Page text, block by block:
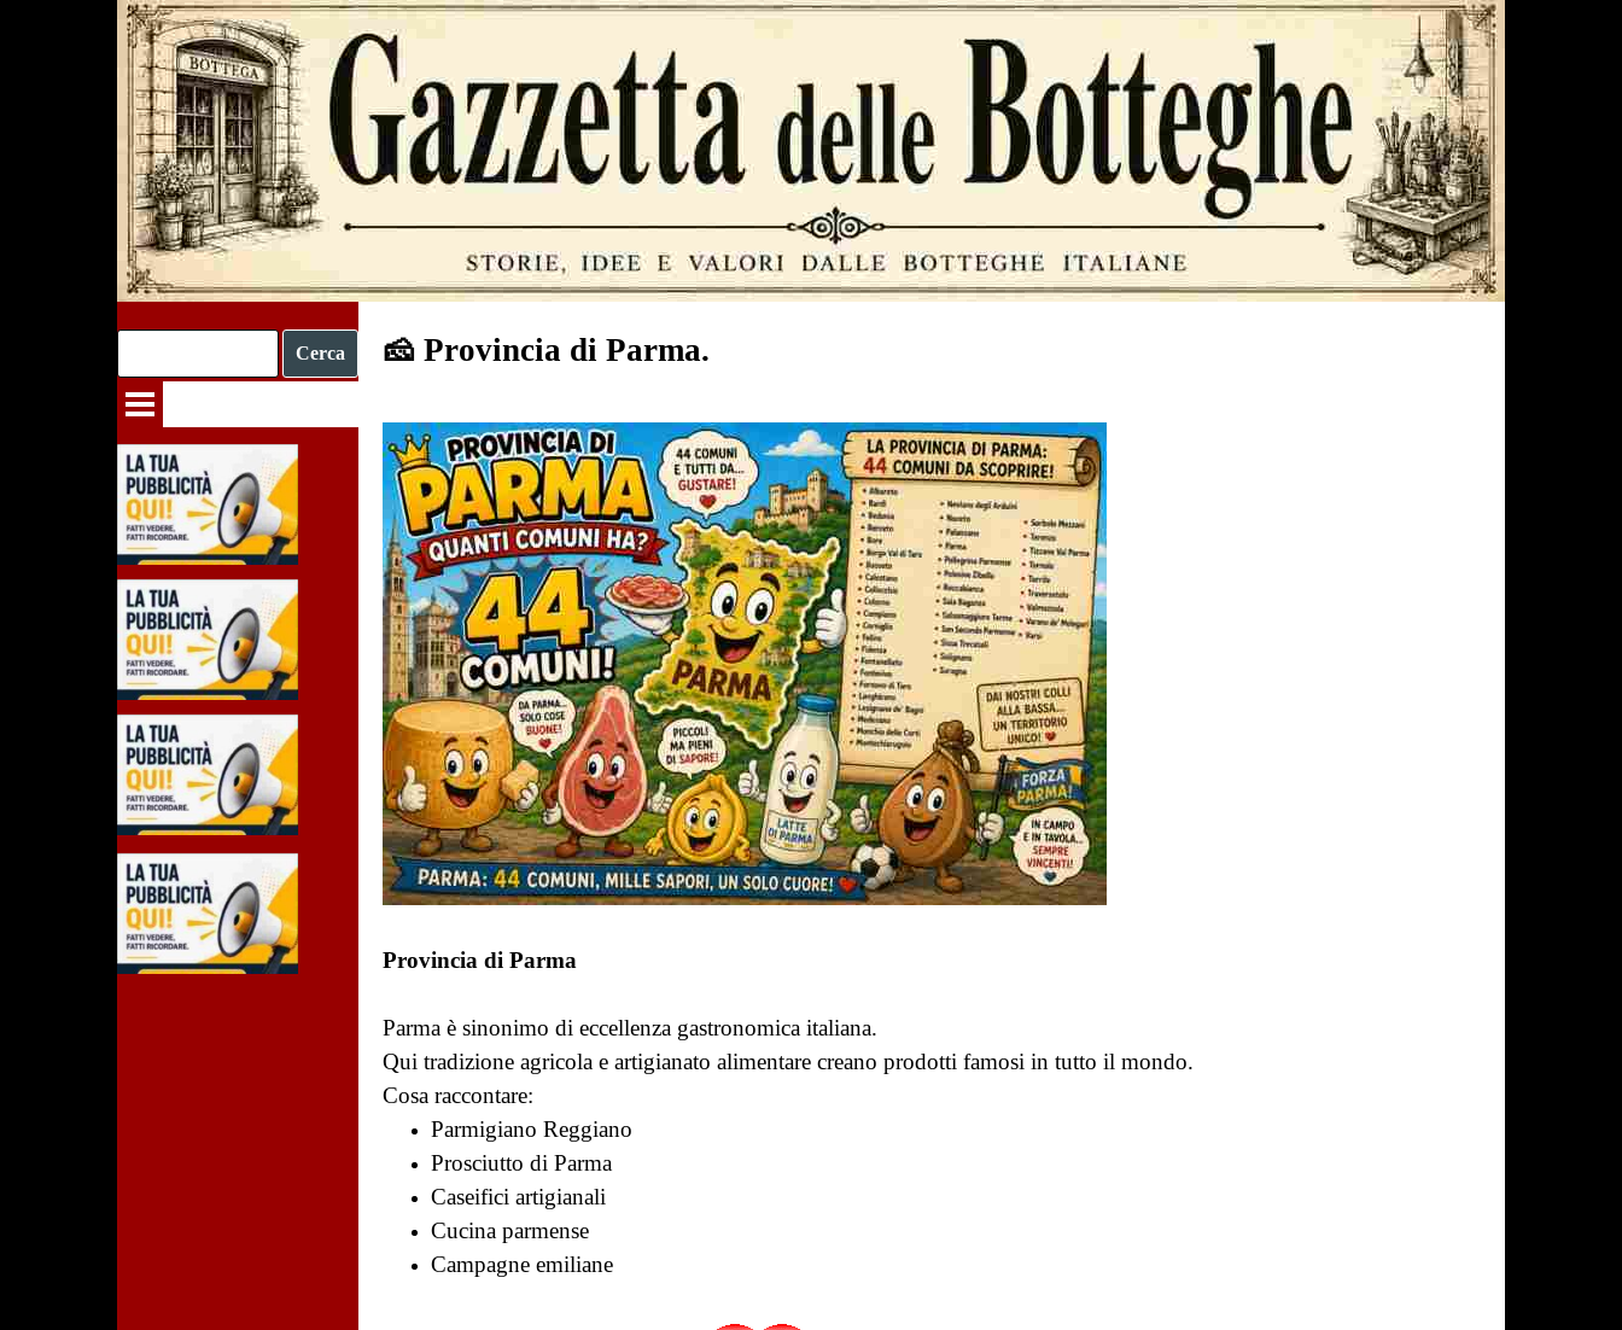
Cerca
🧀 Provincia di Parma.
Provincia di Parma
Parma è sinonimo di eccellenza gastronomica italiana.
Qui tradizione agricola e artigianato alimentare creano prodotti famosi in tutto il mondo.
Cosa raccontare:
Parmigiano Reggiano
Prosciutto di Parma
Caseifici artigianali
Cucina parmense
Campagne emiliane